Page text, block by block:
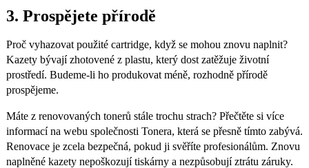
3. Prospějete přírodě
Proč vyhazovat použité cartridge, když se mohou znovu naplnit?
Kazety bývají zhotovené z plastu, který dost zatěžuje životní
prostředí. Budeme-li ho produkovat méně, rozhodně přírodě
prospějeme.
Máte z renovovaných tonerů stále trochu strach? Přečtěte si více
informací na webu společnosti Tonera, která se přesně tímto zabývá.
Renovace je zcela bezpečná, pokud ji svěříte profesionálům. Znovu
naplněné kazety nepoškozují tiskárny a nezpůsobují ztrátu záruky.